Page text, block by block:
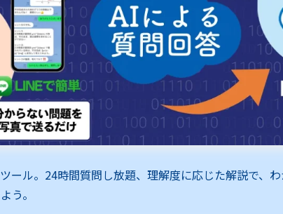
ール。24時間質問し放題、理解度に応じた解説で、
う。